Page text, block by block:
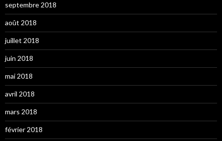
septembre 2018
août 2018
juillet 2018
juin 2018
mai 2018
avril 2018
mars 2018
février 2018